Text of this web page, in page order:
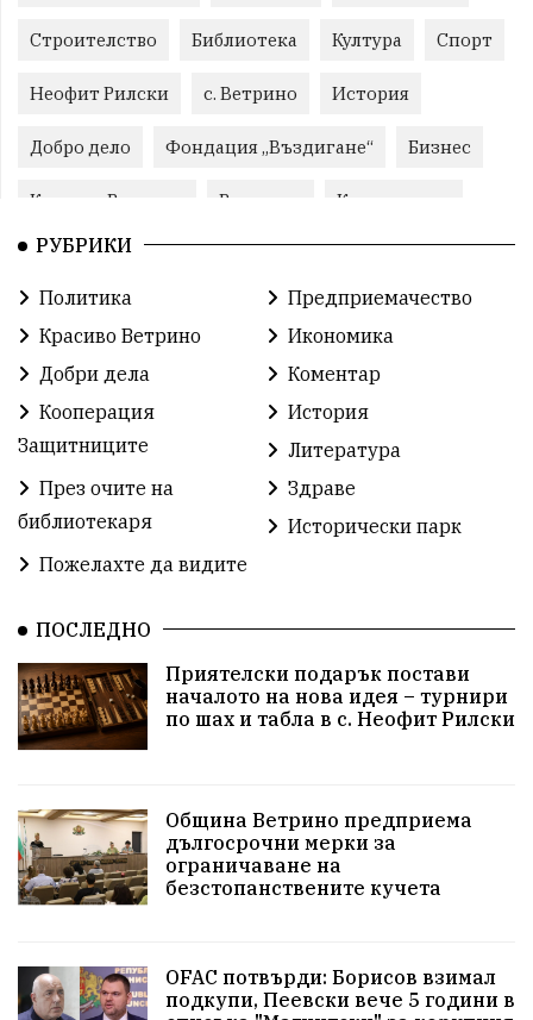
Строителство Библиотека Култура Спорт
Неофит Рилски с. Ветрино История
Добро дело Фондация „Въздигане“ Бизнес
Красиво Ветрино Развитие Криминално
Фондация Въздигане
Автосъбитие Празници Розариумът
Партия "Величие" Здраве
СУ „Христо Ботев“ – Ветрино Вълчи дол
Предстоящи Доброволчески дейности
Забавления Второ българско царство
Храна от село Лична инициатива
Здравословно Изкуство Заедно за България
Актуално Образователно
Красиво Ветрино защитниците
Детски лагер Вяра Евроатлантизъм
Народно читалище Изобразително изкуство
РУБРИКИ
Политика
Предприемачество
Красиво Ветрино
Икономика
Добри дела
Коментар
Кооперация
Защитниците
История
Литература
През очите на
библиотекаря
Здраве
Исторически парк
Пожелахте да видите
ПОСЛЕДНО
Приятелски подарък постави
началото на нова идея – турнири
по шах и табла в с. Неофит Рилски
Община Ветрино предприема
дългосрочни мерки за
ограничаване на
безстопанствените кучета
OFAC потвърди: Борисов взимал
подкупи, Пеевски вече 5 години в